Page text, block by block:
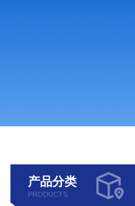
产品分类
PRODUCTS